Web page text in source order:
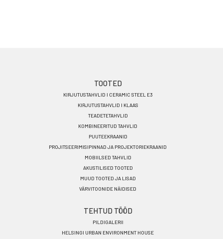
TOOTED
KIRJUTUSTAHVLID I CERAMIC STEEL E3
KIRJUTUSTAHVLID I KLAAS
TEADETETAHVLID
KOMBINEERITUD TAHVLID
PUUTEEKRAANID
PROJITSEERIMISIPINNAD JA PROJEKTORIEKRAANID
MOBIILSED TAHVLID
AKUSTILISED TOOTED
MUUD TOOTED JA LISAD
VÄRVITOONIDE NÄIDISED
TEHTUD TÖÖD
PILDIGALERII
HELSINGI URBAN ENVIRONMENT HOUSE